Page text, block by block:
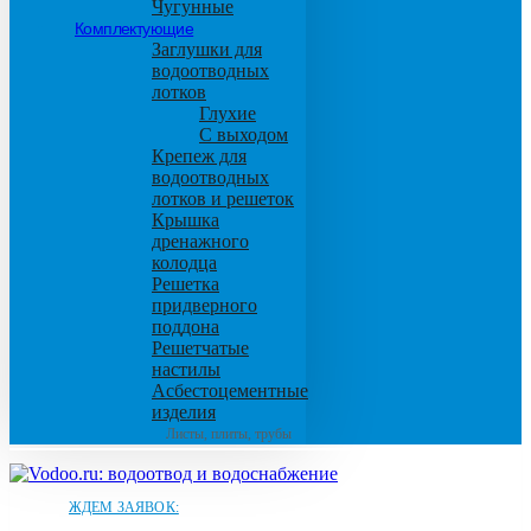
Чугунные
Комплектующие
Заглушки для
водоотводных
лотков
Глухие
С выходом
Крепеж для
водоотводных
лотков и решеток
Крышка
дренажного
колодца
Решетка
придверного
поддона
Решетчатые
настилы
Асбестоцементные
изделия
Листы, плиты, трубы
ЖДЕМ ЗАЯВОК: